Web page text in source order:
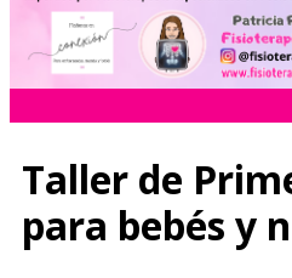
Taller de
para bebés y